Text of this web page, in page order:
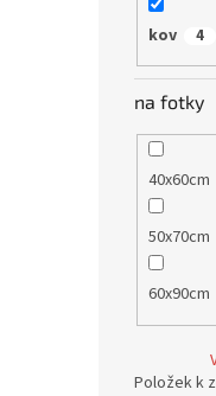
kov 4
na fotky
40x60cm
50x70cm
60x90cm
Položek k